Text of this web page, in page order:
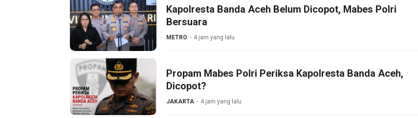
Kapolresta Banda Aceh Belum Dicopot, Mabes Polri
Bersuara
METRO 4 jam yang lalu
Propam Mabes Polri Periksa Kapolresta Banda Aceh,
Dicopot?
JAKARTA 4 jam yang lalu